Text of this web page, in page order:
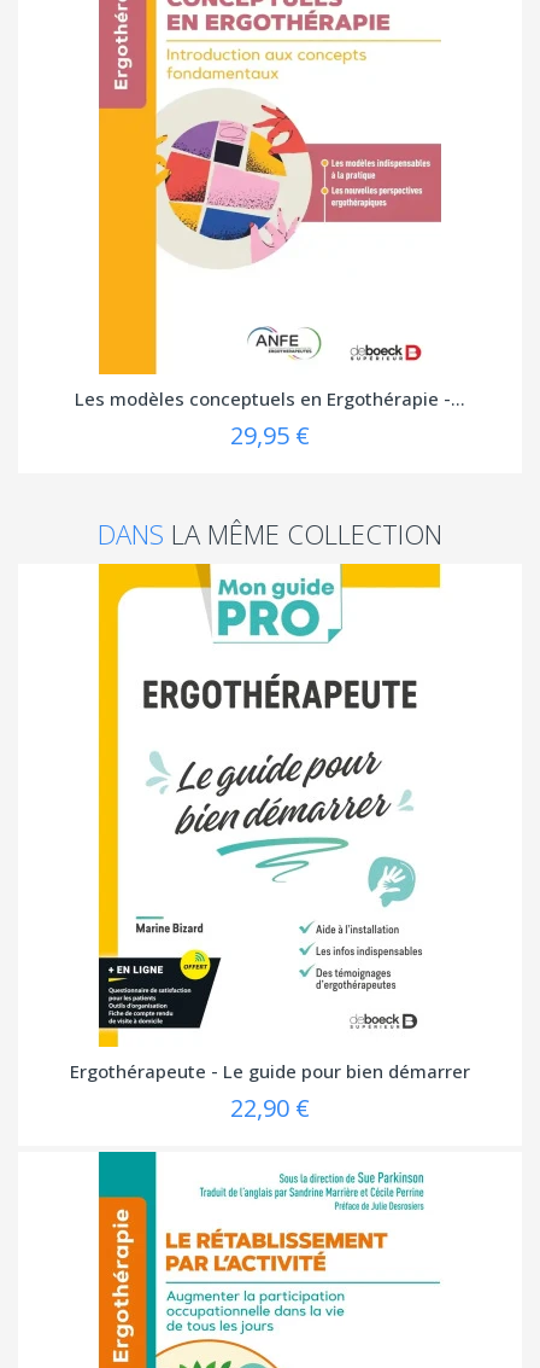
Les modèles conceptuels en Ergothérapie -...
29,95 €
DANS LA MÊME COLLECTION
Ergothérapeute - Le guide pour bien démarrer
22,90 €